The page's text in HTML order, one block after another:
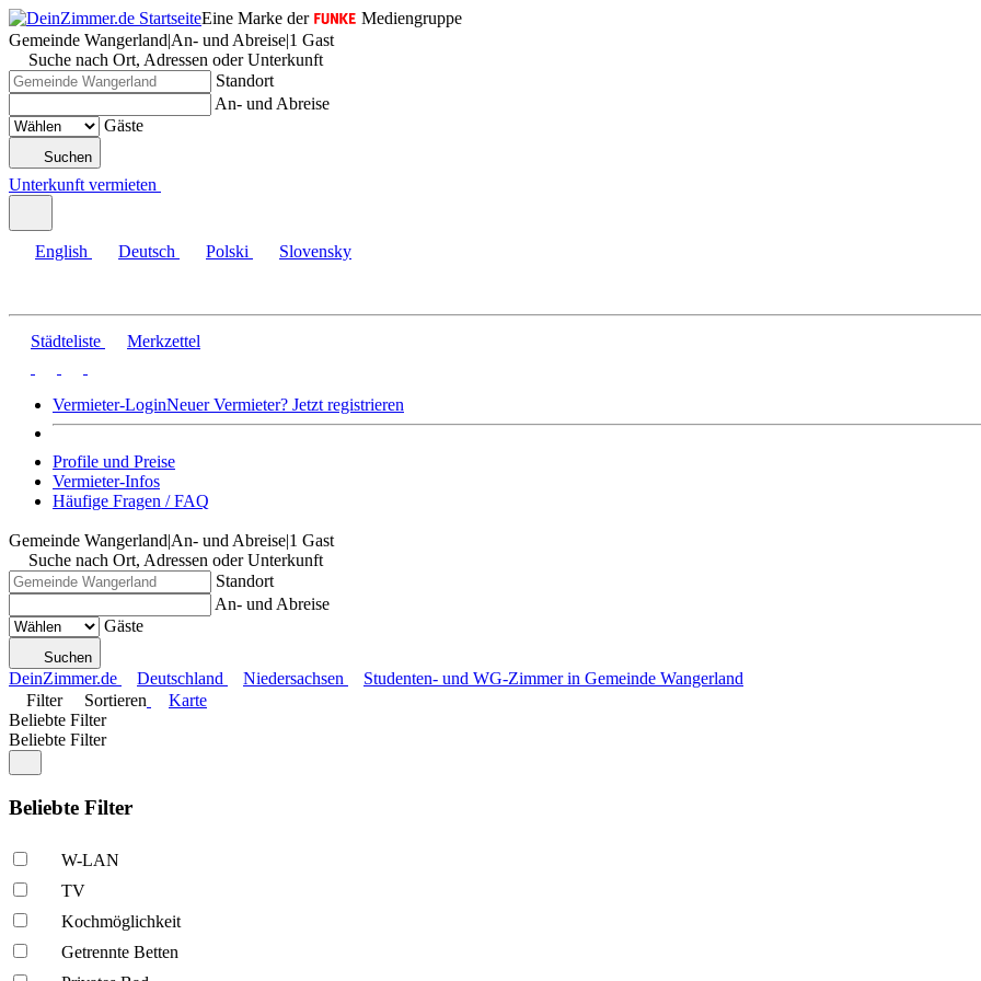
Eine Marke der
Mediengruppe
Gemeinde Wangerland|An- und Abreise|1 Gast
Suche nach Ort, Adressen oder Unterkunft
Standort
An- und Abreise
Gäste
Suchen
Unterkunft vermieten
English Deutsch Polski Slovensky
Städteliste Merkzettel
Vermieter-LoginNeuer Vermieter? Jetzt registrieren
Profile und Preise
Vermieter-Infos
Häufige Fragen / FAQ
Gemeinde Wangerland|An- und Abreise|1 Gast
Suche nach Ort, Adressen oder Unterkunft
Standort
An- und Abreise
Gäste
Suchen
DeinZimmer.de Deutschland Niedersachsen
Studenten- und WG-Zimmer in Gemeinde Wangerland
Filter
Sortieren
Karte
Beliebte Filter
Beliebte Filter
Beliebte Filter
W-LAN
TV
Kochmöglich­keit
Getrennte Betten